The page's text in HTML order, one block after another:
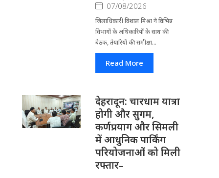
07/08/2026
जिला​धिकारी विशाल मिश्रा ने वि​भिन्न
विभागों के अ​धिकारियों के साथ की
बैठक, तैयारियों की समीक्षा...
Read More
देहरादून: चारधाम यात्रा
होगी और सुगम,
कर्णप्रयाग और सिमली
में आधुनिक पार्किंग
परियोजनाओं को मिली
रफ्तार–